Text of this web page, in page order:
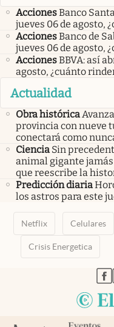
AccionesBanco
jueves 06 de agosto,
AccionesBanco de
jueves 06 de agosto,
AccionesBBVA: así
agosto, ¿cuánto
Actualidad
Obra histórica
provincia con nueve
conectará como
Ciencia Sin
animal gigante
que reescribe la
Predicción diaria
los astros para este
Netflix Celulares
Crisis Energetica